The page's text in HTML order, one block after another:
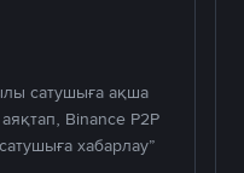
сатушыға ақша
Binance P2P
хабарлау”